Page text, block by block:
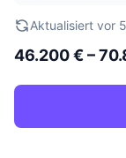
Aktualisiert vor
46.200 € –